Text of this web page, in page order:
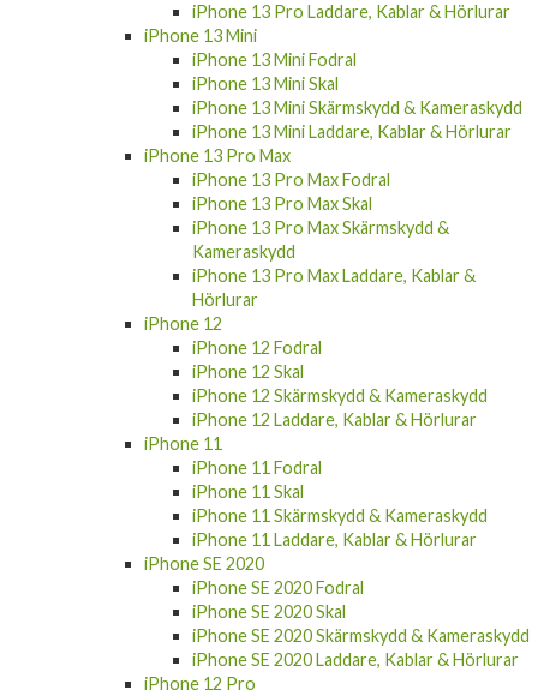
iPhone 13 Pro Laddare, Kablar & Hörlurar
iPhone 13 Mini
iPhone 13 Mini Fodral
iPhone 13 Mini Skal
iPhone 13 Mini Skärmskydd & Kameraskydd
iPhone 13 Mini Laddare, Kablar & Hörlurar
iPhone 13 Pro Max
iPhone 13 Pro Max Fodral
iPhone 13 Pro Max Skal
iPhone 13 Pro Max Skärmskydd &
Kameraskydd
iPhone 13 Pro Max Laddare, Kablar &
Hörlurar
iPhone 12
iPhone 12 Fodral
iPhone 12 Skal
iPhone 12 Skärmskydd & Kameraskydd
iPhone 12 Laddare, Kablar & Hörlurar
iPhone 11
iPhone 11 Fodral
iPhone 11 Skal
iPhone 11 Skärmskydd & Kameraskydd
iPhone 11 Laddare, Kablar & Hörlurar
iPhone SE 2020
iPhone SE 2020 Fodral
iPhone SE 2020 Skal
iPhone SE 2020 Skärmskydd & Kameraskydd
iPhone SE 2020 Laddare, Kablar & Hörlurar
iPhone 12 Pro